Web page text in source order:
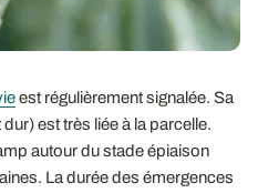
est régulièrement signalée. Sa
est très liée à la parcelle.
autour du stade épiaison
La durée des émergences